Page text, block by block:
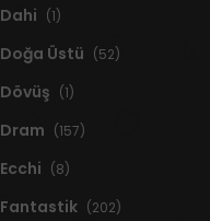
Dahi (1)
Doğa Üstü (52)
Dövüş (1)
Dram (157)
Ecchi (8)
Fantastik (202)